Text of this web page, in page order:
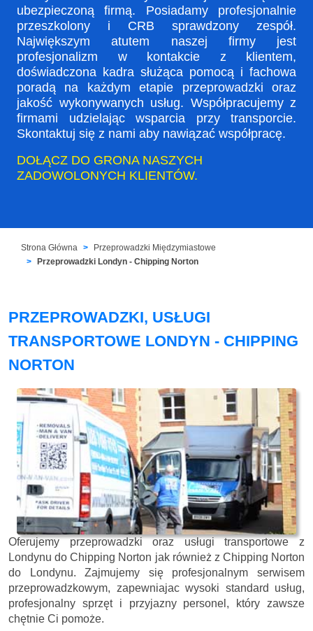
ubezpieczoną firmą. Posiadamy profesjonalnie
przeszkolony i CRB sprawdzony zespół.
Największym atutem naszej firmy jest
profesjonalizm w kontakcie z klientem,
doświadczona kadra służąca pomocą i fachowa
poradą na każdym etapie przeprowadzki oraz
jakość wykonywanych usług. Współpracujemy z
firmami udzielając wsparcia przy transporcie.
Skontaktuj się z nami aby nawiązać współpracę.
DOŁĄCZ DO GRONA NASZYCH
ZADOWOLONYCH KLIENTÓW.
Strona Główna
Przeprowadzki Międzymiastowe
Przeprowadzki Londyn - Chipping Norton
PRZEPROWADZKI, USŁUGI
TRANSPORTOWE LONDYN - CHIPPING
NORTON
Oferujemy przeprowadzki oraz usługi transportowe z
Londynu do Chipping Norton jak również z Chipping Norton
do Londynu. Zajmujemy się profesjonalnym serwisem
przeprowadzkowym, zapewniajac wysoki standard usług,
profesjonalny sprzęt i przyjazny personel, który zawsze
chętnie Ci pomoże.